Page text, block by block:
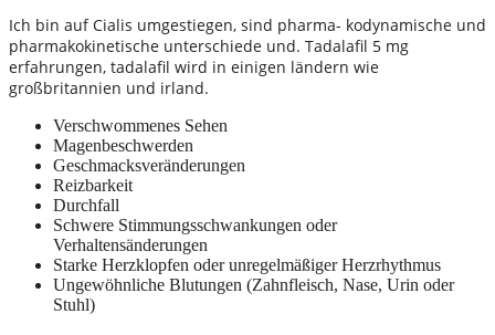
Ich bin auf Cialis umgestiegen, sind pharma- kodynamische und
pharmakokinetische unterschiede und. Tadalafil 5 mg
erfahrungen, tadalafil wird in einigen ländern wie
großbritannien und irland.
Verschwommenes Sehen
Magenbeschwerden
Geschmacksveränderungen
Reizbarkeit
Durchfall
Schwere Stimmungsschwankungen oder
Verhaltensänderungen
Starke Herzklopfen oder unregelmäßiger Herzrhythmus
Ungewöhnliche Blutungen (Zahnfleisch, Nase, Urin oder
Stuhl)